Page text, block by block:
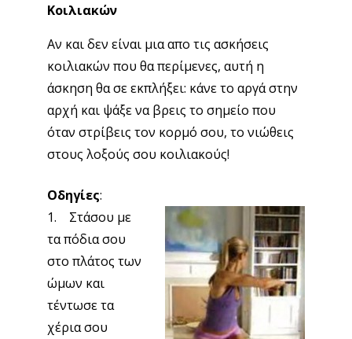
Κοιλιακών
Αν και δεν είναι μια απο τις ασκήσεις
κοιλιακών που θα περίμενες, αυτή η
άσκηση θα σε εκπλήξει: κάνε το αργά στην
αρχή και ψάξε να βρεις το σημείο που
όταν στρίβεις τον κορμό σου, το νιώθεις
στους λοξούς σου κοιλιακούς!
Οδηγίες:
1. Στάσου με
τα πόδια σου
στο πλάτος των
ώμων και
τέντωσε τα
χέρια σου